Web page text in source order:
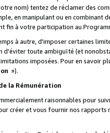
nom) tentez de réclamer des
en manipulant ou en combinant
fin à votre participation au
à autre, d'imposer certaines
d'éviter toute ambiguïté (et
imposées. Pour en savoir
»).
la Rémunération
raisonnables pour
créer et vous fournir nos